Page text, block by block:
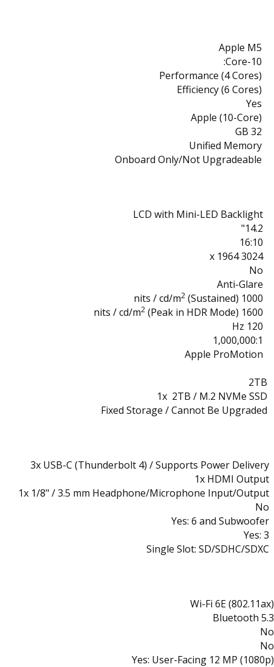
Apple M5
10-Core:
Performance (4 Cores)
Efficiency (6 Cores)
Yes
Apple (10-Core)
32 GB
Unified Memory
Onboard Only/Not Upgradeable
LCD with Mini-LED Backlight
14.2"
16:10
3024 x 1964
No
Anti-Glare
1000 nits / cd/m
2 (Sustained)
1600 nits / cd/m
2 (Peak in HDR Mode)
120 Hz
1,000,000:1
Apple ProMotion
2TB
1x 2TB / M.2 NVMe SSD
Fixed Storage / Cannot Be Upgraded
3x USB-C (Thunderbolt 4) / Supports Power Delivery
1x HDMI Output
1x 1/8" / 3.5 mm Headphone/Microphone Input/Output
No
Yes: 6 and Subwoofer
Yes: 3
Single Slot: SD/SDHC/SDXC
Wi-Fi 6E (802.11ax)
Bluetooth 5.3
No
No
Yes: User-Facing 12 MP (1080p)